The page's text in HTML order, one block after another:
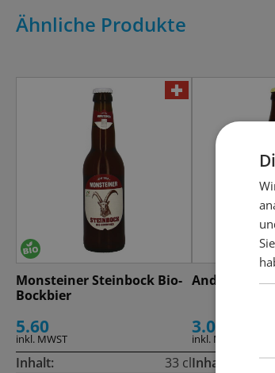
Ähnliche Produkte
Monsteiner Steinbock Bio-
Bockbier
5.60
inkl. MWST
Inhalt: 33 cl
Andechser
3.00
inkl. MWST
Inhalt: